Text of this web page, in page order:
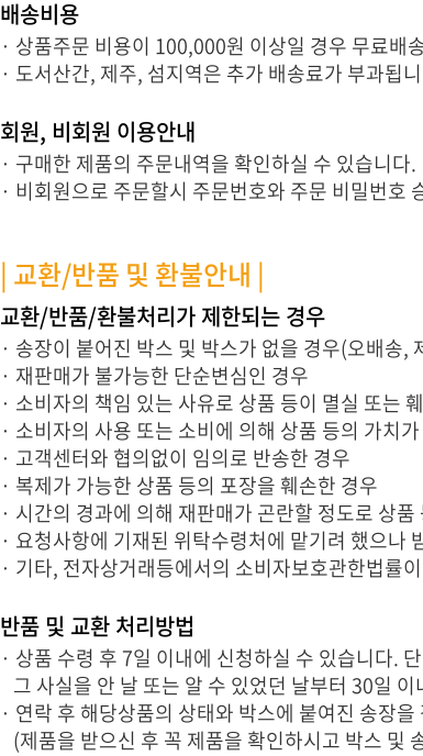
배송비용
· 상품주문 비용이 100,000원 이상일 경우 무료
· 도서산간, 제주, 섬지역은 추가 배송료가 부과됩
회원, 비회원 이용안내
· 구매한 제품의 주문내역을 확인하실 수 있습니다.
· 비회원으로 주문할시 주문번호와 주문 비밀번호
| 교환/반품 및 환불안내 |
교환/반품/환불처리가 제한되는 경우
· 송장이 붙어진 박스 및 박스가 없을 경우(오배송,
· 재판매가 불가능한 단순변심인 경우
· 소비자의 책임 있는 사유로 상품 등이 멸실 또는
· 소비자의 사용 또는 소비에 의해 상품 등의 가치
· 고객센터와 협의없이 임의로 반송한 경우
· 복제가 가능한 상품 등의 포장을 훼손한 경우
· 시간의 경과에 의해 재판매가 곤란할 정도로 상
· 요청사항에 기재된 위탁수령처에 맡기려 했으나
· 기타, 전자상거래등에서의 소비자보호관한법률
반품 및 교환 처리방법
· 상품 수령 후 7일 이내에 신청하실 수 있습니다.
그 사실을 안 날 또는 알 수 있었던 날부터 30일
· 연락 후 해당상품의 상태와 박스에 붙여진 송장
(제품을 받으신 후 꼭 제품을 확인하시고 박스 및